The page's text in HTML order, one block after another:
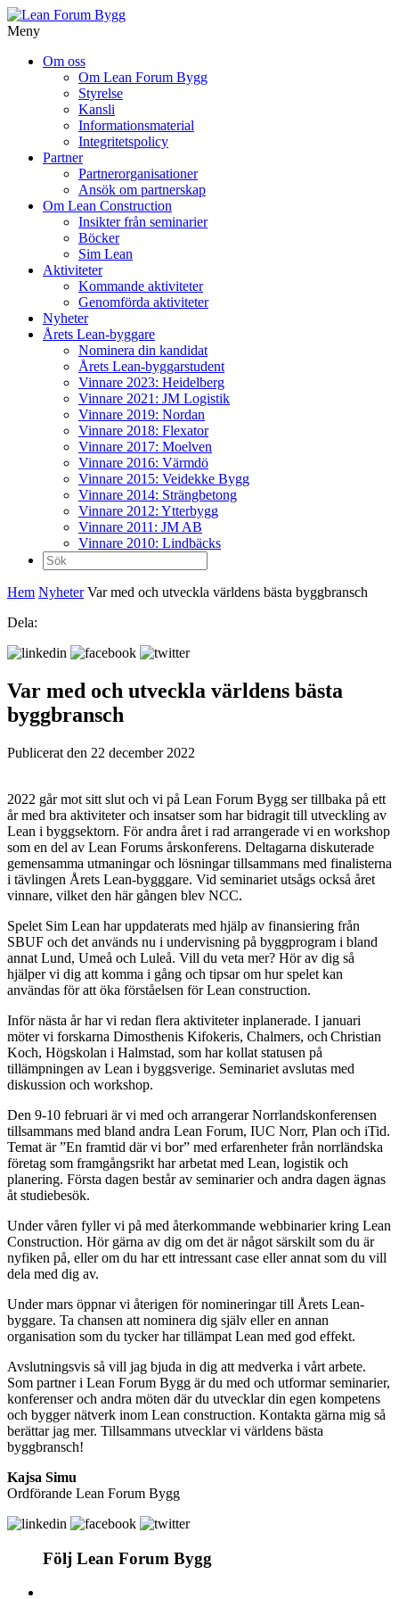
Meny
Om oss
Om Lean Forum Bygg
Styrelse
Kansli
Informationsmaterial
Integritetspolicy
Partner
Partnerorganisationer
Ansök om partnerskap
Om Lean Construction
Insikter från seminarier
Böcker
Sim Lean
Aktiviteter
Kommande aktiviteter
Genomförda aktiviteter
Nyheter
Årets Lean-byggare
Nominera din kandidat
Årets Lean-byggarstudent
Vinnare 2023: Heidelberg
Vinnare 2021: JM Logistik
Vinnare 2019: Nordan
Vinnare 2018: Flexator
Vinnare 2017: Moelven
Vinnare 2016: Värmdö
Vinnare 2015: Veidekke Bygg
Vinnare 2014: Strängbetong
Vinnare 2012: Ytterbygg
Vinnare 2011: JM AB
Vinnare 2010: Lindbäcks
Sök
efter:
Hem Nyheter Var med och utveckla världens bästa byggbransch
Dela:
Var med och utveckla världens bästa
byggbransch
Publicerat den 22 december 2022
2022 går mot sitt slut och vi på Lean Forum Bygg ser tillbaka på ett
år med bra aktiviteter och insatser som har bidragit till utveckling av
Lean i byggsektorn. För andra året i rad arrangerade vi en workshop
som en del av Lean Forums årskonferens. Deltagarna diskuterade
gemensamma utmaningar och lösningar tillsammans med finalisterna
i tävlingen Årets Lean-bygggare. Vid seminariet utsågs också året
vinnare, vilket den här gången blev NCC.
Spelet Sim Lean har uppdaterats med hjälp av finansiering från
SBUF och det används nu i undervisning på byggprogram i bland
annat Lund, Umeå och Luleå. Vill du veta mer? Hör av dig så
hjälper vi dig att komma i gång och tipsar om hur spelet kan
användas för att öka förståelsen för Lean construction.
Inför nästa år har vi redan flera aktiviteter inplanerade. I januari
möter vi forskarna Dimosthenis Kifokeris, Chalmers, och Christian
Koch, Högskolan i Halmstad, som har kollat statusen på
tillämpningen av Lean i byggsverige. Seminariet avslutas med
diskussion och workshop.
Den 9-10 februari är vi med och arrangerar Norrlandskonferensen
tillsammans med bland andra Lean Forum, IUC Norr, Plan och iTid.
Temat är ”En framtid där vi bor” med erfarenheter från norrländska
företag som framgångsrikt har arbetat med Lean, logistik och
planering. Första dagen består av seminarier och andra dagen ägnas
åt studiebesök.
Under våren fyller vi på med återkommande webbinarier kring Lean
Construction. Hör gärna av dig om det är något särskilt som du är
nyfiken på, eller om du har ett intressant case eller annat som du vill
dela med dig av.
Under mars öppnar vi återigen för nomineringar till Årets Lean-
byggare. Ta chansen att nominera dig själv eller en annan
organisation som du tycker har tillämpat Lean med god effekt.
Avslutningsvis så vill jag bjuda in dig att medverka i vårt arbete.
Som partner i Lean Forum Bygg är du med och utformar seminarier,
konferenser och andra möten där du utvecklar din egen kompetens
och bygger nätverk inom Lean construction. Kontakta gärna mig så
berättar jag mer. Tillsammans utvecklar vi världens bästa
byggbransch!
Kajsa Simu
Ordförande Lean Forum Bygg
Följ Lean Forum Bygg